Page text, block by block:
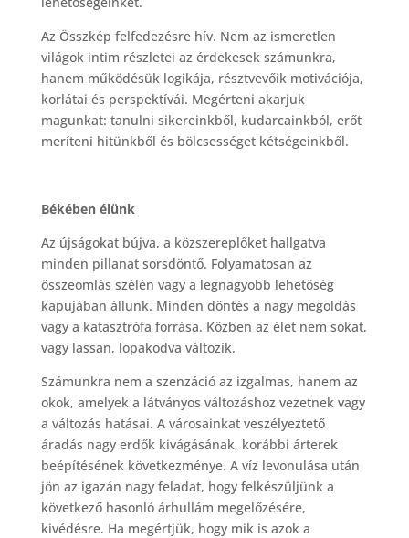
Az Összkép felfedezésre hív. Nem az ismeretlen
világok intim részletei az érdekesek számunkra,
hanem működésük logikája, résztvevőik motivációja,
korlátai és perspektívái. Megérteni akarjuk
magunkat: tanulni sikereinkből, kudarcainkból, erőt
meríteni hitünkből és bölcsességet kétségeinkből.
Békében élünk
Az újságokat bújva, a közszereplőket hallgatva
minden pillanat sorsdöntő. Folyamatosan az
összeomlás szélén vagy a legnagyobb lehetőség
kapujában állunk. Minden döntés a nagy megoldás
vagy a katasztrófa forrása. Közben az élet nem sokat,
vagy lassan, lopakodva változik.
Számunkra nem a szenzáció az izgalmas, hanem az
okok, amelyek a látványos változáshoz vezetnek vagy
a változás hatásai. A városainkat veszélyeztető
áradás nagy erdők kivágásának, korábbi árterek
beépítésének következménye. A víz levonulása után
jön az igazán nagy feladat, hogy felkészüljünk a
következő hasonló árhullám megelőzésére,
kivédésre. Ha megértjük, hogy mik is azok a